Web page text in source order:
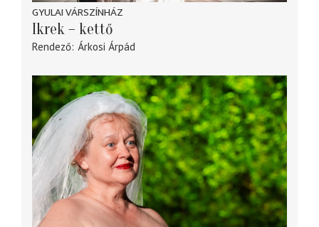
GYULAI VÁRSZÍNHÁZ
Ikrek – kettő
Rendező Árkosi Árpád